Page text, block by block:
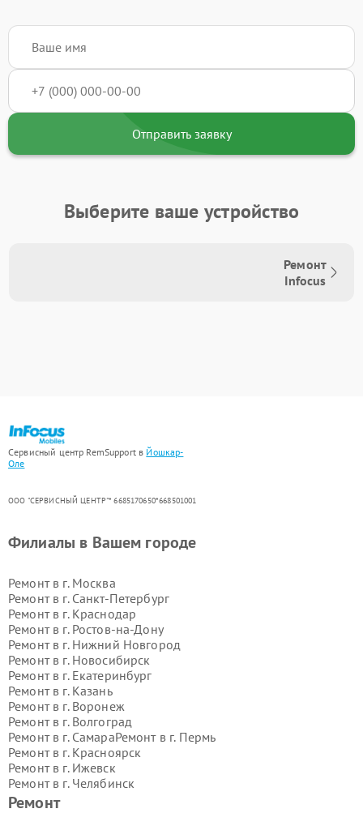
Отправить заявку
Выберите ваше устройство
Ремонт
Infocus
Сервисный центр RemSupport в Йошкар-
Оле
ООО "СЕРВИСНЫЙ ЦЕНТР"* 6685170650*668501001
Ремонт
Филиалы в Вашем городе
Ремонт в г. Москва
Ремонт в г. Санкт-Петербург
Ремонт в г. Краснодар
Ремонт в г. Ростов-на-Дону
Ремонт в г. Нижний Новгород
Ремонт в г. Новосибирск
Ремонт в г. Екатеринбург
Ремонт в г. Казань
Ремонт в г. Воронеж
Ремонт в г. Волгоград
Ремонт в г. СамараРемонт в г. Пермь
Ремонт в г. Красноярск
Ремонт в г. Ижевск
Ремонт в г. Челябинск
Ремонт в г.